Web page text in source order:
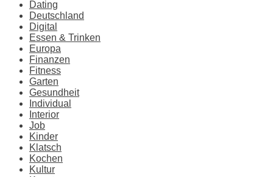
Dating
Deutschland
Digital
Essen & Trinken
Europa
Finanzen
Fitness
Garten
Gesundheit
Individual
Interior
Job
Kinder
Klatsch
Kochen
Kultur